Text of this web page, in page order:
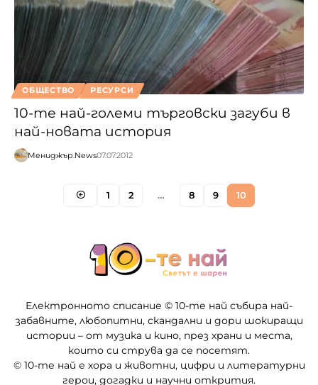
ОБЩЕСТВО РЕСУРСИ
10-те най-големи търговски загуби в
най-новата история
Мениджър.News07.07.2012
1 2 … 8 9 10
Електронното списание © 10-те най събира най-
забавните, любопитни, скандални и дори шокиращи
истории – от музика и кино, през храни и места,
които си струва да се посетят.
© 10-те най е хора и животни, цифри и литературни
герои, догадки и научни открития.